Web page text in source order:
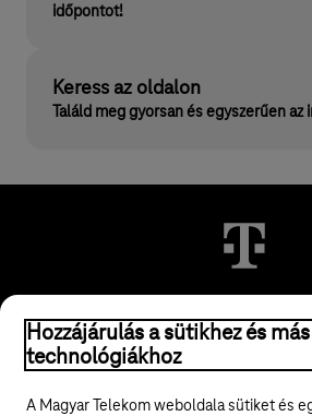
időpontot!
Keress az oldalon
Találd meg gyorsan és egyszerűen
© 2026 Magyar Telekom Nyrt.
Hozzájárulás a sütikhez és
technológiákhoz
A Magyar Telekom weboldala sütiket és